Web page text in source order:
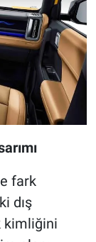
fark
dış
kimliğini